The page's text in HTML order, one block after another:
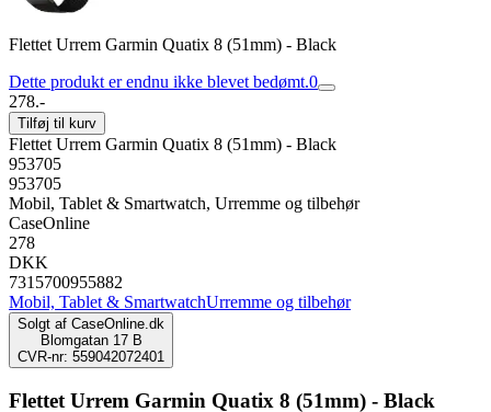
Flettet Urrem Garmin Quatix 8 (51mm) - Black
Dette produkt er endnu ikke blevet bedømt.0
278.-
Tilføj til kurv
Flettet Urrem Garmin Quatix 8 (51mm) - Black
953705
953705
Mobil, Tablet & Smartwatch, Urremme og tilbehør
CaseOnline
278
DKK
7315700955882
Mobil, Tablet & SmartwatchUrremme og tilbehør
Solgt af CaseOnline.dk
Blomgatan 17 B
CVR-nr: 559042072401
Flettet Urrem Garmin Quatix 8 (51mm) - Black